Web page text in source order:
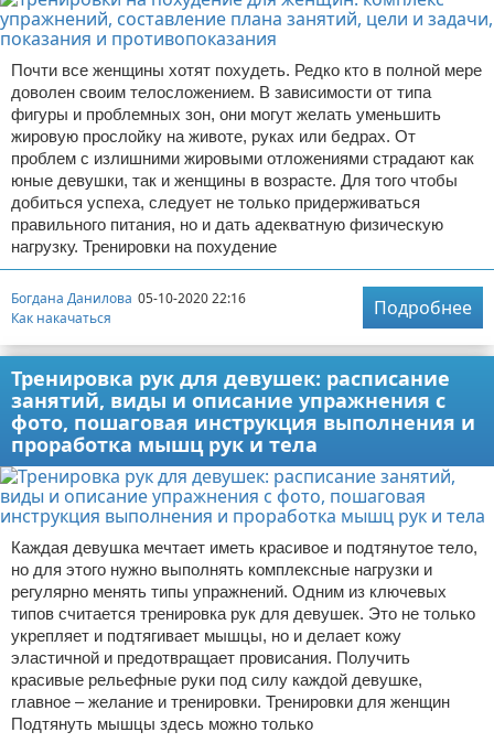
Почти все женщины хотят похудеть. Редко кто в полной мере
доволен своим телосложением. В зависимости от типа
фигуры и проблемных зон, они могут желать уменьшить
жировую прослойку на животе, руках или бедрах. От
проблем с излишними жировыми отложениями страдают как
юные девушки, так и женщины в возрасте. Для того чтобы
добиться успеха, следует не только придерживаться
правильного питания, но и дать адекватную физическую
нагрузку. Тренировки на похудение
Богдана Данилова 05-10-2020 22:16
Как накачаться
Подробнее
Тренировка рук для девушек: расписание
занятий, виды и описание упражнения с
фото, пошаговая инструкция выполнения и
проработка мышц рук и тела
Каждая девушка мечтает иметь красивое и подтянутое тело,
но для этого нужно выполнять комплексные нагрузки и
регулярно менять типы упражнений. Одним из ключевых
типов считается тренировка рук для девушек. Это не только
укрепляет и подтягивает мышцы, но и делает кожу
эластичной и предотвращает провисания. Получить
красивые рельефные руки под силу каждой девушке,
главное – желание и тренировки. Тренировки для женщин
Подтянуть мышцы здесь можно только